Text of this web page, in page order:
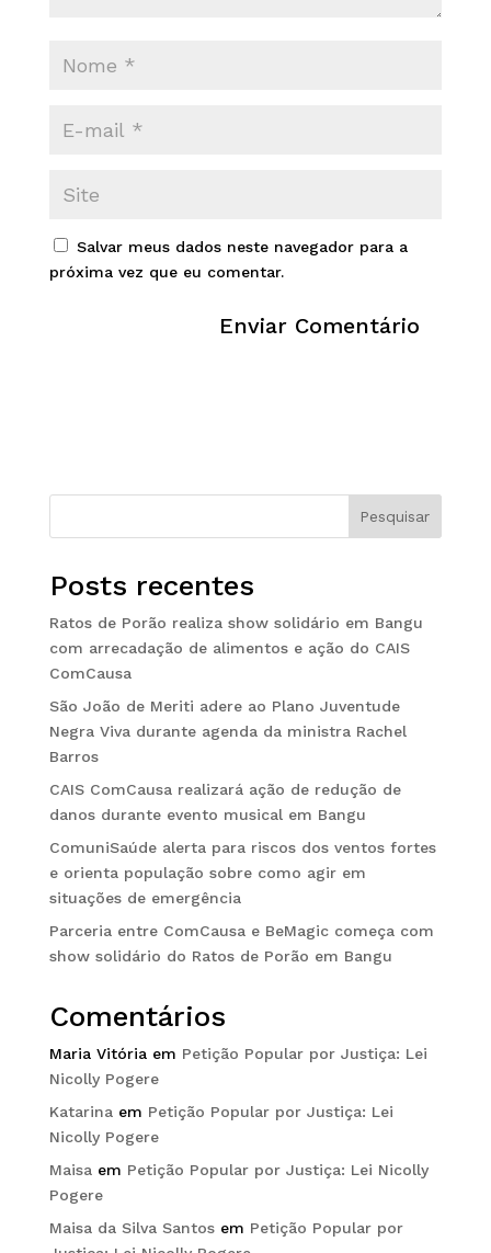
Salvar meus dados neste navegador para a
próxima vez que eu comentar.
Pesquisar
Posts recentes
Ratos de Porão realiza show solidário em Bangu
com arrecadação de alimentos e ação do CAIS
ComCausa
São João de Meriti adere ao Plano Juventude
Negra Viva durante agenda da ministra Rachel
Barros
CAIS ComCausa realizará ação de redução de
danos durante evento musical em Bangu
ComuniSaúde alerta para riscos dos ventos fortes
e orienta população sobre como agir em
situações de emergência
Parceria entre ComCausa e BeMagic começa com
show solidário do Ratos de Porão em Bangu
Comentários
Maria Vitóriaem Petição Popular por Justiça: Lei
Nicolly Pogere
Katarinaem Petição Popular por Justiça: Lei
Nicolly Pogere
Maisaem Petição Popular por Justiça: Lei Nicolly
Pogere
Maisa da Silva Santosem Petição Popular por